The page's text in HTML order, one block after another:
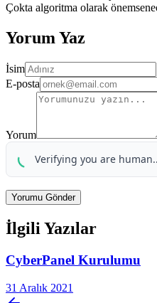
Çokta algoritma olarak
Yorum Yaz
İsim
E-posta
Yorum
Yorumu Gönder
İlgili Yazılar
CyberPanel Kurulumu
31 Aralık 2021